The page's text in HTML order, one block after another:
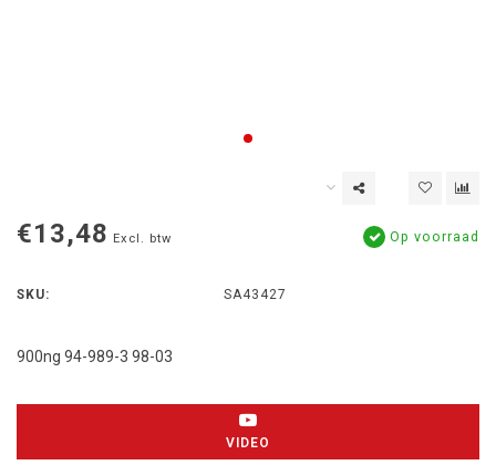
€13,48 Excl. btw Op voorraad
SKU: SA43427
900ng 94-989-3 98-03
VIDEO